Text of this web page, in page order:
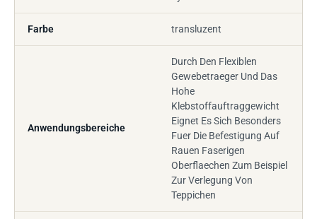
Farbe transluzent
Anwendungsbereiche
Durch Den Flexiblen
Gewebetraeger Und Das
Hohe
Klebstoffauftraggewicht
Eignet Es Sich Besonders
Fuer Die Befestigung Auf
Rauen Faserigen
Oberflaechen Zum Beispiel
Zur Verlegung Von
Teppichen